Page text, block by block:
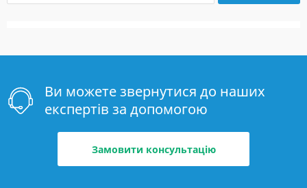
Ви можете звернутися до наших
експертів за допомогою
Замовити консультацію